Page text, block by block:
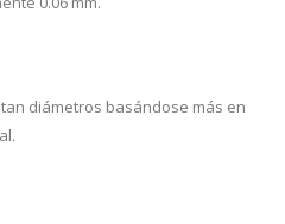
diámetros basándose más en